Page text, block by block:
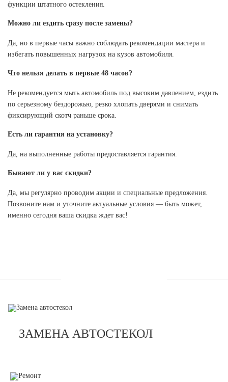
функции штатного остекления.
Можно ли ездить сразу после замены?
Да, но в первые часы важно соблюдать рекомендации мастера и
избегать повышенных нагрузок на кузов автомобиля.
Что нельзя делать в первые 48 часов?
Не рекомендуется мыть автомобиль под высоким давлением, ездить
по серьезному бездорожью, резко хлопать дверями и снимать
фиксирующий скотч раньше срока.
Есть ли гарантия на установку?
Да, на выполненные работы предоставляется гарантия.
Бывают ли у вас скидки?
Да, мы регулярно проводим акции и специальные предложения.
Позвоните нам и уточните актуальные условия — быть может,
именно сегодня ваша скидка ждет вас!
ЗАМЕНА АВТОСТЕКОЛ